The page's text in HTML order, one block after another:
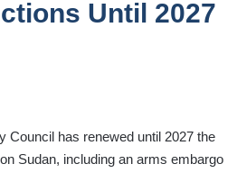
Until 2027
Council has renewed until 2027 the
Sudan, including an arms embargo